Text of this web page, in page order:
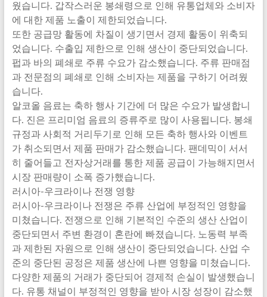
웠습니다. 갑작스러운 봉쇄령으로 인해 유통업체와 소비자
에 대한 제품 노출이 제한되었습니다.
또한 공급망 활동에 차질이 생기면서 경제 활동이 위축되
었습니다. 수출입 제한으로 인해 생산이 중단되었습니다.
펍과 바의 폐쇄로 주류 수요가 감소했습니다. 주류 판매점
과 전문점의 폐쇄로 인해 소비자는 제품을 구하기 어려웠
습니다.
알코올 음료는 축하 행사 기간에 더 많은 수요가 발생합니
다. 진은 프리미엄 음료의 증류주로 많이 사용됩니다. 봉쇄
규정과 사회적 거리두기로 인해 모든 축하 행사와 이벤트
가 취소되면서 제품 판매가 감소했습니다. 팬데믹이 서서
히 줄어들고 전자상거래를 통한 제품 공급이 가능해지면서
시장 판매량이 소폭 증가했습니다.
러시아-우크라이나 전쟁 영향
러시아-우크라이나 전쟁은 주류 산업에 부정적인 영향을
미쳤습니다. 전쟁으로 인해 기본적인 수준의 생산 산업이
중단되면서 주변 환경이 혼란에 빠졌습니다. 노동력 부족
과 제한된 자원으로 인해 생산이 중단되었습니다. 산업 수
준의 중단된 공정은 제품 생산에 나쁜 영향을 미쳤습니다.
다양한 제품의 거래가 중단되어 경제적 손실이 발생했습니
다. 유통 채널이 부정적인 영향을 받아 시장 성장이 감소했